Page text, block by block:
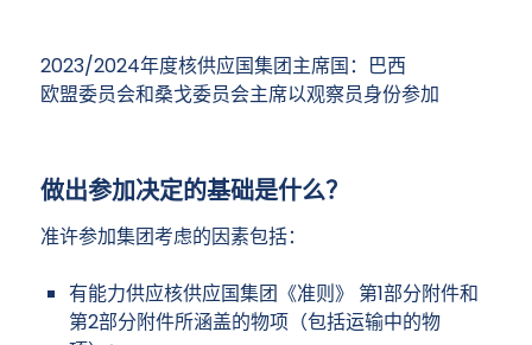
2023/2024年度核供应国集团主席国：巴西
欧盟委员会和桑戈委员会主席以观察员身份参加
做出参加决定的基础是什么？
准许参加集团考虑的因素包括：
有能力供应核供应国集团《准则》 第1部分附件和
第2部分附件所涵盖的物项（包括运输中的物